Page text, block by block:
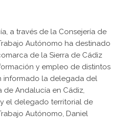
a través de la Consejería de
Autónomo ha destinado
de la Sierra de Cádiz
y empleo de distintos
informado la delegada del
de Andalucía en Cádiz,
el delegado territorial de
Autónomo, Daniel